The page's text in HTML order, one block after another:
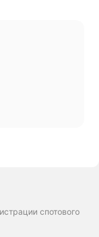
спотового